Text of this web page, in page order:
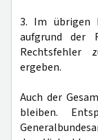
3. Im übrigen
aufgrund der
Rechtsfehler
ergeben.
Auch der
bleiben.